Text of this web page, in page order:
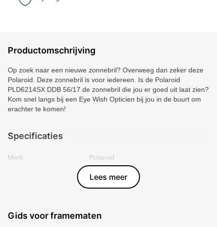
Productomschrijving
Op zoek naar een nieuwe zonnebril? Overweeg dan zeker deze
Polaroid. Deze zonnebril is voor iedereen. Is de Polaroid
PLD6214SX DDB 56/17 de zonnebril die jou er goed uit laat zien?
Kom snel langs bij een Eye Wish Opticien bij jou in de buurt om
erachter te komen!
Specificaties
Merk
Polaroid
Artikelnummer
3007776
Lees meer
Gids voor framematen